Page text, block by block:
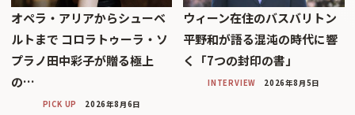
オペラ・アリアからシューベ
ルトまで コロラトゥーラ・ソ
プラノ田中彩子が贈る極上
の…
PICK UP 2026年8月6日
ウィーン在住のバスバリトン
平野和が語る混沌の時代に響
く「7つの封印の書」
INTERVIEW 2026年8月5日